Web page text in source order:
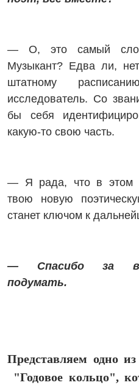
— О, это самый
Музыкант? Едва ли,
штатному
исследователь. Со
бы себя
какую-то свою часть.
— Я рада, что в этом
твою новую
станет ключом к
— Спасибо за
подумать.
Представляем одно
"Годовое кольцо",